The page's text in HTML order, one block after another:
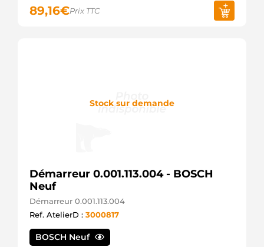
89,16€Prix TTC
Stock sur demande
Démarreur 0.001.113.004 - BOSCH
Neuf
Démarreur 0.001.113.004
Ref. AtelierD : 3000817
BOSCH Neuf